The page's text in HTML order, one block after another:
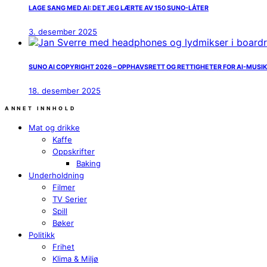
LAGE SANG MED AI: DET JEG LÆRTE AV 150 SUNO-LÅTER
3. desember 2025
SUNO AI COPYRIGHT 2026 – OPPHAVSRETT OG RETTIGHETER FOR AI-
18. desember 2025
ANNET INNHOLD
Mat og drikke
Kaffe
Oppskrifter
Baking
Underholdning
Filmer
TV Serier
Spill
Bøker
Politikk
Frihet
Klima & Miljø